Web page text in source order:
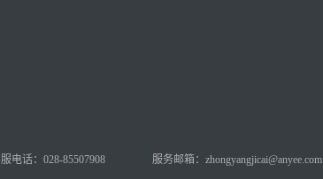
电话：028-85507908 服务邮箱：zhongyangjicai@anyee.com